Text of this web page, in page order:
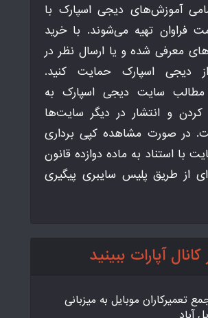
آموزش‌های دیجی اسپارک با
فراوان تهیه می‌شوند. با خرید
معرفی شده و یا ارسال نظر در
دیجی اسپارک حمایت کنید.
مطالب سایت دیجی اسپارک به
و انتشار در دیگر سایت‌ها
در صورت مشاهده کپی برداری
با استناد به ماده دوازده قانون
از طریق پلیس سایبری پیگیری
کانال آپارات ببینید
تعمیرکاران موبایل به میزبانی